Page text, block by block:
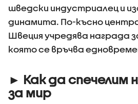
шведски индустриалец и
динамита. По-късно
Швеция учредява награда
която се връчва
► Как да спечелим
за мир